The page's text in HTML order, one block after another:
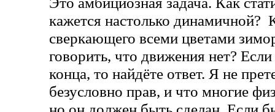
кажется настолько динамичной?
сверкающего всеми цветами
говорить, что движения нет?
конца, то найдёте ответ. Я не
безусловно прав, и что многие